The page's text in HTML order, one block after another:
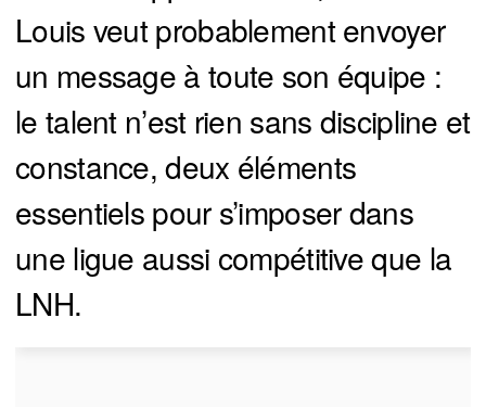
Louis veut probablement envoyer
un message à toute son équipe :
le talent n’est rien sans discipline et
constance, deux éléments
essentiels pour s’imposer dans
une ligue aussi compétitive que la
LNH.